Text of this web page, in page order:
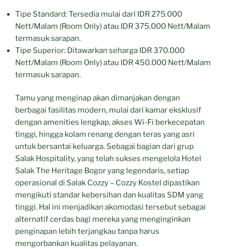
Tipe Standard: Tersedia mulai dari IDR 275.000
Nett/Malam (Room Only) atau IDR 375.000 Nett/Malam
termasuk sarapan.
Tipe Superior: Ditawarkan seharga IDR 370.000
Nett/Malam (Room Only) atau IDR 450.000 Nett/Malam
termasuk sarapan.
Tamu yang menginap akan dimanjakan dengan
berbagai fasilitas modern, mulai dari kamar eksklusif
dengan amenities lengkap, akses Wi-Fi berkecepatan
tinggi, hingga kolam renang dengan teras yang asri
untuk bersantai keluarga. Sebagai bagian dari grup
Salak Hospitality, yang telah sukses mengelola Hotel
Salak The Heritage Bogor yang legendaris, setiap
operasional di Salak Cozzy – Cozzy Kostel dipastikan
mengikuti standar kebersihan dan kualitas SDM yang
tinggi. Hal ini menjadikan akomodasi tersebut sebagai
alternatif cerdas bagi mereka yang menginginkan
penginapan lebih terjangkau tanpa harus
mengorbankan kualitas pelayanan.